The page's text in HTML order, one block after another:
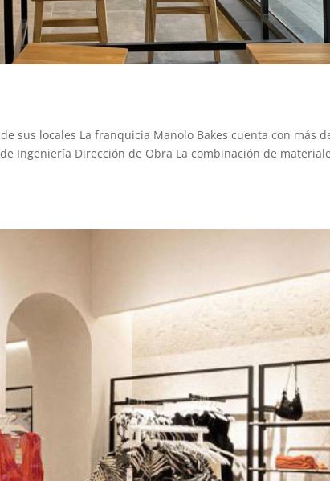
sus locales La franquicia Manolo Bakes cuenta con más
Ingeniería Dirección de Obra La combinación de